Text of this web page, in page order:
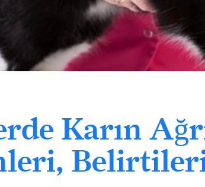
Karın